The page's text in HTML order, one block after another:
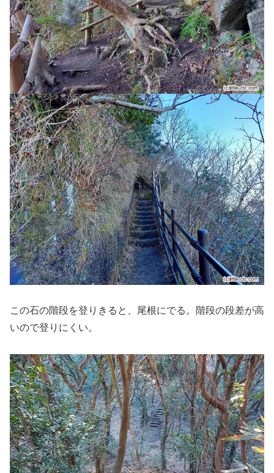
この石の階段を登りきると、尾根にでる。階段の段差が高
いので登りにくい。